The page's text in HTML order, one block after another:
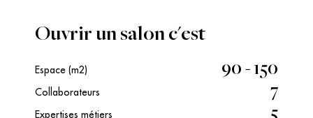
Ouvrir un salon c'est
Espace (m2) 90 - 150
Collaborateurs 7
Expertises métiers